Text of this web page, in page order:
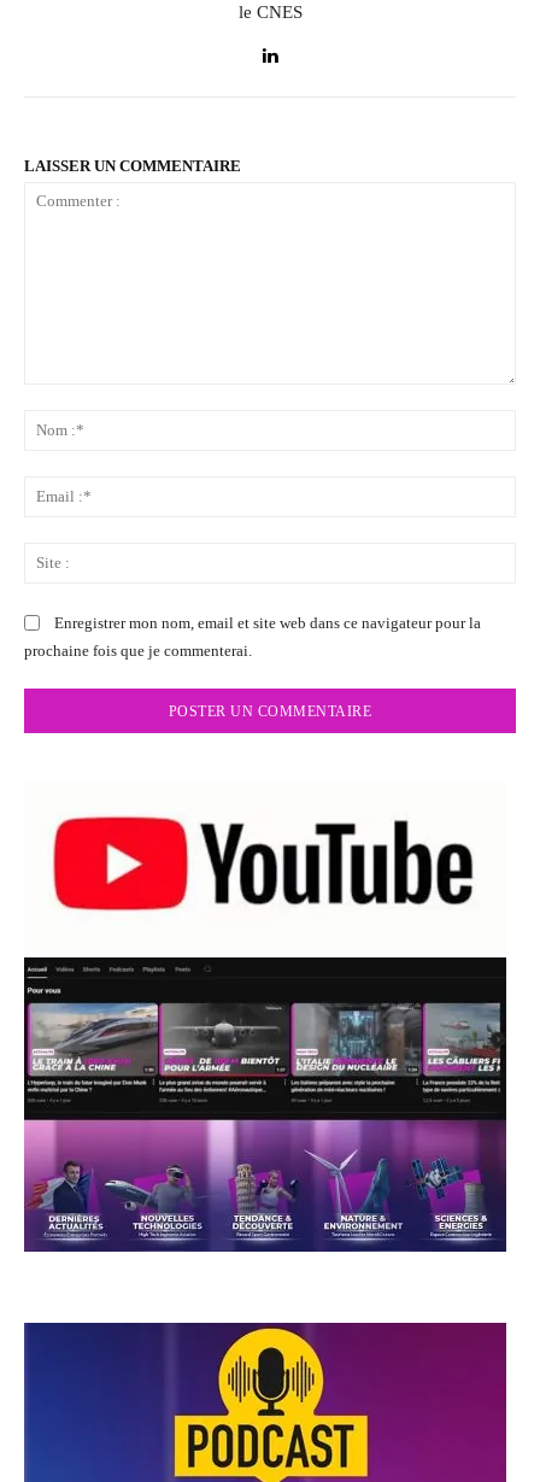
le CNES
LAISSER UN COMMENTAIRE
Enregistrer mon nom, email et site web dans ce navigateur pour la
prochaine fois que je commenterai.